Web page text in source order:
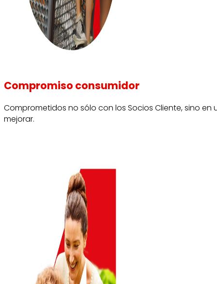
Compromiso consumidor
Comprometidos no sólo con los Socios Cliente, sino
mejorar.